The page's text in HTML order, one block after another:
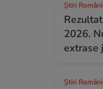
Știri
2026.
extrase
Știri